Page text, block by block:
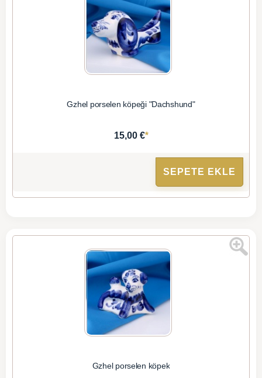
Gzhel porselen köpeği "Dachshund"
15,00 €*
SEPETE EKLE
Gzhel porselen köpek